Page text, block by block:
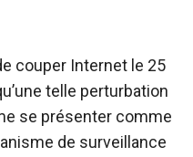
couper Internet le 25
telle perturbation
se présenter comme
de surveillance